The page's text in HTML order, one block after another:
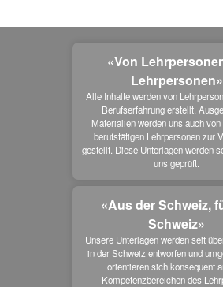
«Von
Lehrpersonen»
Alle Inhalte werden von
Berufserfahrung erstellt.
Materialien werden uns auch von
berufstätigen Lehrpersonen zur
gestellt. Diese Unterlagen werden
uns geprüft.
«Aus der Schweiz,
Schweiz»
Unsere Unterlagen werden seit
in der Schweiz entworfen und
orientieren sich konsequent
Kompetenzbereichen des